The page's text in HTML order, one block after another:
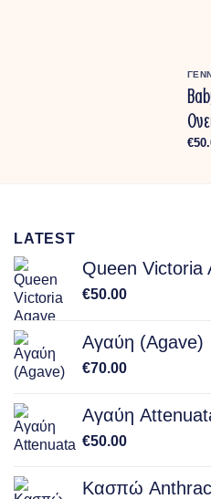
€
LATEST
Queen Victoria
€50.00
Αγαύη (Agave)
€70.00
Αγαύη
€50.00
Κασπώ